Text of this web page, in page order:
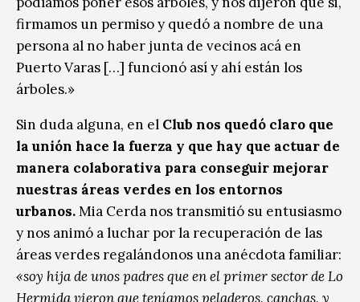
firmamos un permiso y quedó a nombre de una
persona al no haber junta de vecinos acá en
Puerto Varas […] funcionó así y ahí están los
árboles.»
Sin duda alguna, en el Club nos quedó claro que
la unión hace la fuerza y que hay que actuar de
manera colaborativa para conseguir mejorar
nuestras áreas verdes en los entornos
urbanos.Mia Cerda nos transmitió su entusiasmo
y nos animó a luchar por la recuperación de las
áreas verdes regalándonos una anécdota familiar:
«soy hija de unos padres que en el primer sector de Lo
Hermida vieron que teníamos peladeros, canchas, y